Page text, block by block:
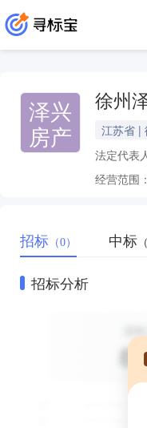
泽兴
房产
徐州
江苏省 |
法定代表
经营范围：
招标 （0） 中标
招标分析